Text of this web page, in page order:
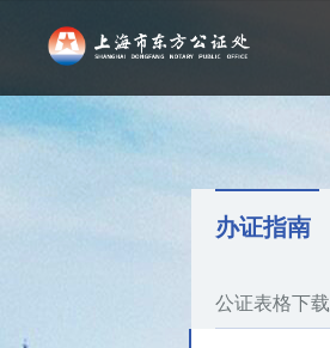
办证指南
公证表格下载